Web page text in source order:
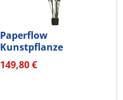
Paperflow
Kunstpflanze
PAOISE140...
149,80 €